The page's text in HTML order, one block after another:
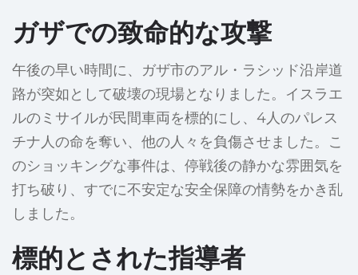
ガザでの致命的な攻撃
午後の早い時間に、ガザ市のアル・ラシッド沿岸道
路が突如として破壊の現場となりました。イスラエ
ルのミサイルが民間車両を標的にし、4人のパレス
チナ人の命を奪い、他の人々を負傷させました。こ
のショッキングな事件は、停戦後の静かな雰囲気を
打ち破り、すでに不安定な安全保障の情勢をかき乱
しました。
標的とされた指導者